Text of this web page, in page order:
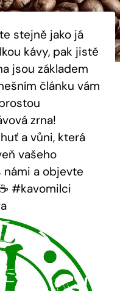
stejně jako já
kávy, pak jistě
jsou základem
článku vám
zrna!
a vůni, která
vašeho
námi a objevte
#kavomilci